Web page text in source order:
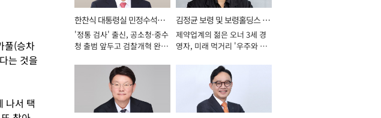
풀(승차
는 것을
나서 택
한찬식 대통령실 민정수석비
서관
'정통 검사' 출신, 공소청·중수
청 출범 앞두고 검찰개혁 완수
김정균 보령 및 보령홀딩스 대
표이사 사장
제약업계의 젊은 오너 3세 경
영자, 미래 먹거리 '우주와 헬